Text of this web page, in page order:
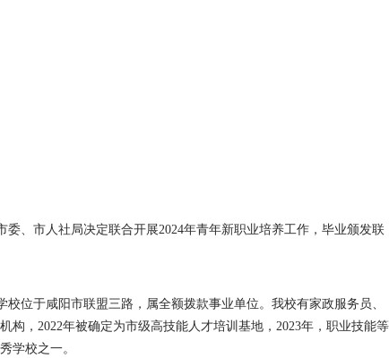
委、市人社局决定联合开展2024年青年新职业培养工作，毕业颁发联
位于咸阳市联盟三路，属全额拨款事业单位。我校有家政服务员、
构， 2022年被确定为市级高技能人才培训基地， 2023年，职业技能等
学校之一。